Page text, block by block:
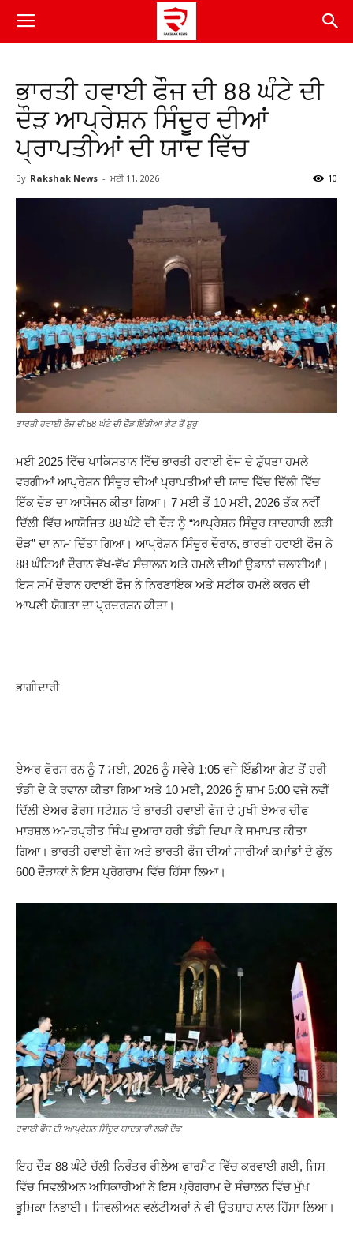
ਭਾਰਤੀ ਹਵਾਈ ਫੌਜ ਦੀ 88 ਘੰਟੇ ਦੀ
ਦੌੜ ਆਪ੍ਰੇਸ਼ਨ ਸਿੰਦੂਰ ਦੀਆਂ
ਪ੍ਰਾਪਤੀਆਂ ਦੀ ਯਾਦ ਵਿੱਚ
By Rakshak News - ਮਈ 11, 2026 10
ਭਾਰਤੀ ਹਵਾਈ ਫੌਜ ਦੀ 88 ਘੰਟੇ ਦੀ ਦੌੜ ਇੰਡੀਆ ਗੇਟ ਤੋਂ ਸ਼ੁਰੂ
ਮਈ 2025 ਵਿੱਚ ਪਾਕਿਸਤਾਨ ਵਿੱਚ ਭਾਰਤੀ ਹਵਾਈ ਫੌਜ ਦੇ ਸ਼ੁੱਧਤਾ ਹਮਲੇ
ਵਰਗੀਆਂ ਆਪ੍ਰੇਸ਼ਨ ਸਿੰਦੂਰ ਦੀਆਂ ਪ੍ਰਾਪਤੀਆਂ ਦੀ ਯਾਦ ਵਿੱਚ ਦਿੱਲੀ ਵਿੱਚ
ਇੱਕ ਦੌੜ ਦਾ ਆਯੋਜਨ ਕੀਤਾ ਗਿਆ। 7 ਮਈ ਤੋਂ 10 ਮਈ, 2026 ਤੱਕ ਨਵੀਂ
ਦਿੱਲੀ ਵਿੱਚ ਆਯੋਜਿਤ 88 ਘੰਟੇ ਦੀ ਦੌੜ ਨੂੰ “ਆਪ੍ਰੇਸ਼ਨ ਸਿੰਦੂਰ ਯਾਦਗਾਰੀ ਲੜੀ
ਦੌੜ” ਦਾ ਨਾਮ ਦਿੱਤਾ ਗਿਆ। ਆਪ੍ਰੇਸ਼ਨ ਸਿੰਦੂਰ ਦੌਰਾਨ, ਭਾਰਤੀ ਹਵਾਈ ਫੌਜ ਨੇ
88 ਘੰਟਿਆਂ ਦੌਰਾਨ ਵੱਖ-ਵੱਖ ਸੰਚਾਲਨ ਅਤੇ ਹਮਲੇ ਦੀਆਂ ਉਡਾਨਾਂ ਚਲਾਈਆਂ।
ਇਸ ਸਮੇਂ ਦੌਰਾਨ ਹਵਾਈ ਫੌਜ ਨੇ ਨਿਰਣਾਇਕ ਅਤੇ ਸਟੀਕ ਹਮਲੇ ਕਰਨ ਦੀ
ਆਪਣੀ ਯੋਗਤਾ ਦਾ ਪ੍ਰਦਰਸ਼ਨ ਕੀਤਾ।
ਭਾਗੀਦਾਰੀ
ਏਅਰ ਫੋਰਸ ਰਨ ਨੂੰ 7 ਮਈ, 2026 ਨੂੰ ਸਵੇਰੇ 1:05 ਵਜੇ ਇੰਡੀਆ ਗੇਟ ਤੋਂ ਹਰੀ
ਝੰਡੀ ਦੇ ਕੇ ਰਵਾਨਾ ਕੀਤਾ ਗਿਆ ਅਤੇ 10 ਮਈ, 2026 ਨੂੰ ਸ਼ਾਮ 5:00 ਵਜੇ ਨਵੀਂ
ਦਿੱਲੀ ਏਅਰ ਫੋਰਸ ਸਟੇਸ਼ਨ ‘ਤੇ ਭਾਰਤੀ ਹਵਾਈ ਫੌਜ ਦੇ ਮੁਖੀ ਏਅਰ ਚੀਫ
ਮਾਰਸ਼ਲ ਅਮਰਪ੍ਰੀਤ ਸਿੰਘ ਦੁਆਰਾ ਹਰੀ ਝੰਡੀ ਦਿਖਾ ਕੇ ਸਮਾਪਤ ਕੀਤਾ
ਗਿਆ। ਭਾਰਤੀ ਹਵਾਈ ਫੌਜ ਅਤੇ ਭਾਰਤੀ ਫੌਜ ਦੀਆਂ ਸਾਰੀਆਂ ਕਮਾਂਡਾਂ ਦੇ ਕੁੱਲ
600 ਦੌੜਾਕਾਂ ਨੇ ਇਸ ਪ੍ਰੋਗਰਾਮ ਵਿੱਚ ਹਿੱਸਾ ਲਿਆ।
ਹਵਾਈ ਫੌਜ ਦੀ ‘ਆਪ੍ਰੇਸ਼ਨ ਸਿੰਦੂਰ ਯਾਦਗਾਰੀ ਲੜੀ ਦੌੜ’
ਇਹ ਦੌੜ 88 ਘੰਟੇ ਚੱਲੀ ਨਿਰੰਤਰ ਰੀਲੇਅ ਫਾਰਮੈਟ ਵਿੱਚ ਕਰਵਾਈ ਗਈ, ਜਿਸ
ਵਿੱਚ ਸਿਵਲੀਅਨ ਅਧਿਕਾਰੀਆਂ ਨੇ ਇਸ ਪ੍ਰੋਗਰਾਮ ਦੇ ਸੰਚਾਲਨ ਵਿੱਚ ਮੁੱਖ
ਭੂਮਿਕਾ ਨਿਭਾਈ। ਸਿਵਲੀਅਨ ਵਲੰਟੀਅਰਾਂ ਨੇ ਵੀ ਉਤਸ਼ਾਹ ਨਾਲ ਹਿੱਸਾ ਲਿਆ।